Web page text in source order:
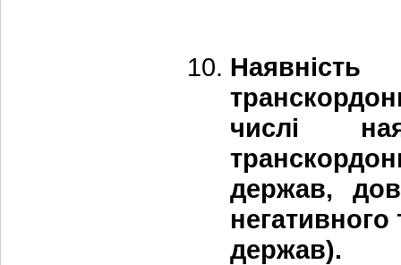
Наявність
числі
держав,
держав).